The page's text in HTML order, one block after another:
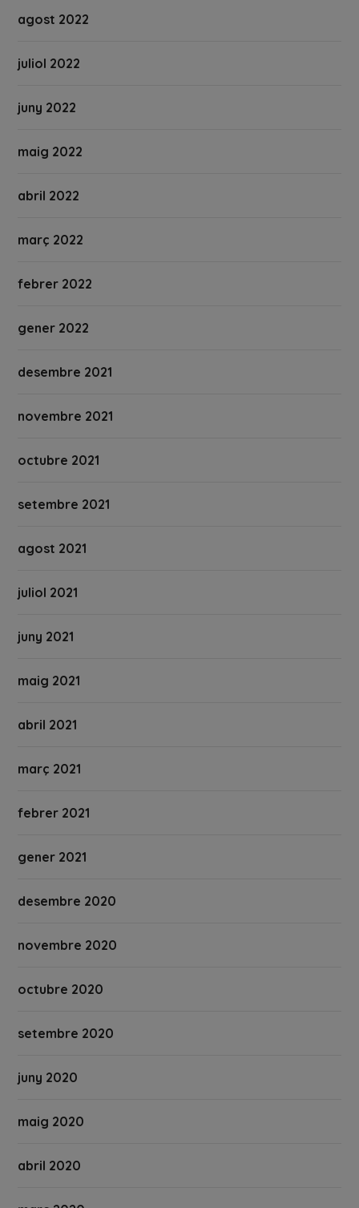
agost 2022
juliol 2022
juny 2022
maig 2022
abril 2022
març 2022
febrer 2022
gener 2022
desembre 2021
novembre 2021
octubre 2021
setembre 2021
agost 2021
juliol 2021
juny 2021
maig 2021
abril 2021
març 2021
febrer 2021
gener 2021
desembre 2020
novembre 2020
octubre 2020
setembre 2020
juny 2020
maig 2020
abril 2020